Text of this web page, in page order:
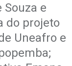
e
do projeto
Uneafro e